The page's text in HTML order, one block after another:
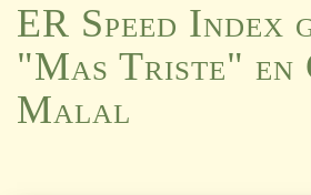
ER Speed Index
"Mas Triste" en
Malal